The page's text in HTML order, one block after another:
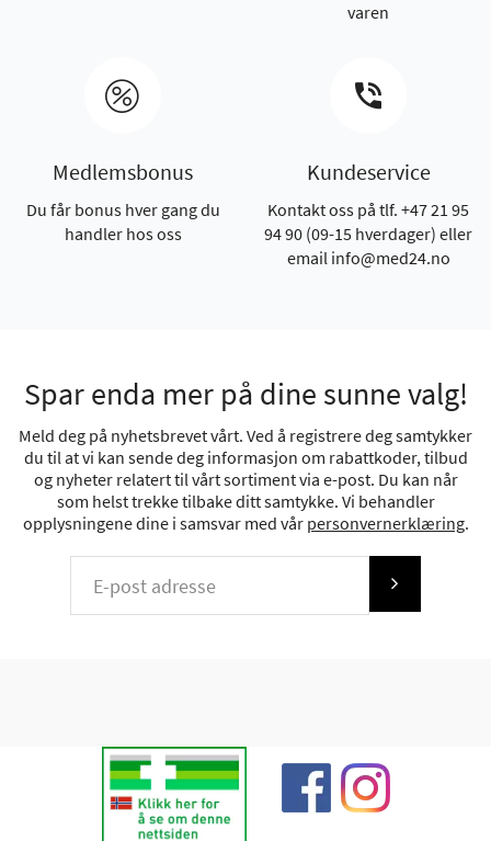
varen
Medlemsbonus
Du får bonus hver gang du
handler hos oss
Kundeservice
Kontakt oss på tlf. +47 21 95
94 90 (09-15 hverdager) eller
email info@med24.no
Spar enda mer på dine sunne valg!
Meld deg på nyhetsbrevet vårt. Ved å registrere deg samtykker
du til at vi kan sende deg informasjon om rabattkoder, tilbud
og nyheter relatert til vårt sortiment via e-post. Du kan når
som helst trekke tilbake ditt samtykke. Vi behandler
opplysningene dine i samsvar med vår personvernerklæring.